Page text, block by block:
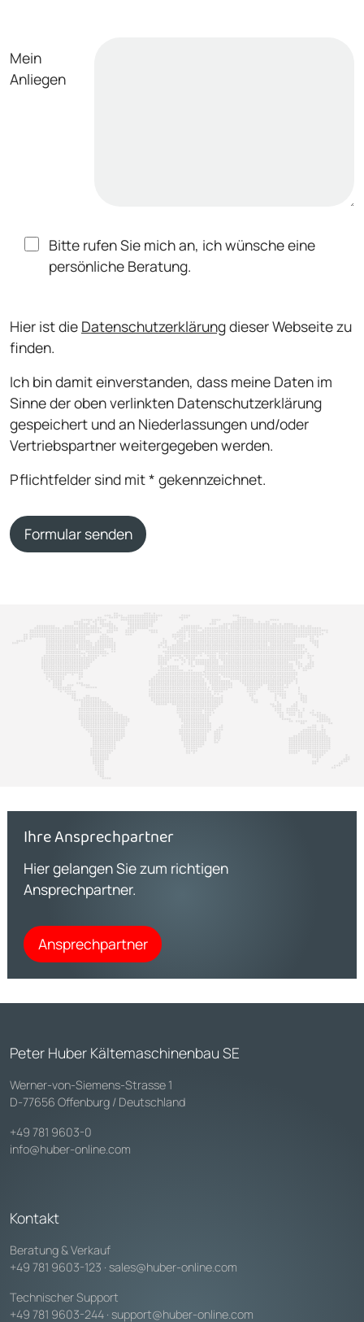
Mein
Anliegen
Bitte rufen Sie mich an, ich wünsche eine
persönliche Beratung.
Hier ist die Datenschutzerklärungdieser Webseite zu
finden.
Ich bin damit einverstanden, dass meine Daten im
Sinne der oben verlinkten Datenschutzerklärung
gespeichert und an Niederlassungen und/oder
Vertriebspartner weitergegeben werden.
Pflichtfelder sind mit * gekennzeichnet.
Formular senden
Ihre Ansprechpartner
Hier gelangen Sie zum richtigen
Ansprechpartner.
Ansprechpartner
Peter Huber Kältemaschinenbau SE
Werner-von-Siemens-Strasse 1
D-77656 Offenburg / Deutschland
+49 781 9603-0
info@huber-online.com
Kontakt
Beratung & Verkauf
+49 781 9603-123 · sales@huber-online.com
Technischer Support
+49 781 9603-244 · support@huber-online.com